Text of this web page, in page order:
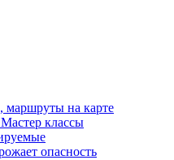
маршруты на карте
классы
опасность